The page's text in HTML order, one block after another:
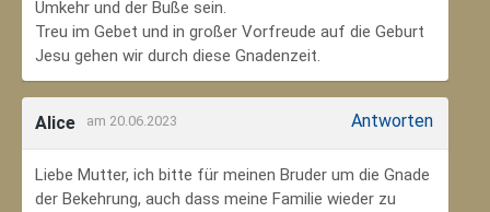
Umkehr und der Buße sein.
Treu im Gebet und in großer Vorfreude auf die Geburt
Jesu gehen wir durch diese Gnadenzeit.
Alice am 20.06.2023 Antworten
Liebe Mutter, ich bitte für meinen Bruder um die Gnade
der Bekehrung, auch dass meine Familie wieder zu